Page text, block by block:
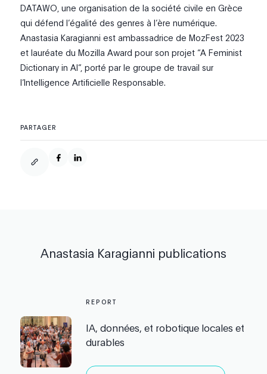
DATAWO, une organisation de la société civile en Grèce
qui défend l’égalité des genres à l’ère numérique.
Anastasia Karagianni est ambassadrice de MozFest 2023
et lauréate du Mozilla Award pour son projet “A Feminist
Dictionary in AI”, porté par le groupe de travail sur
l’Intelligence Artificielle Responsable.
PARTAGER
Anastasia Karagianni publications
REPORT
IA, données, et robotique locales et
durables